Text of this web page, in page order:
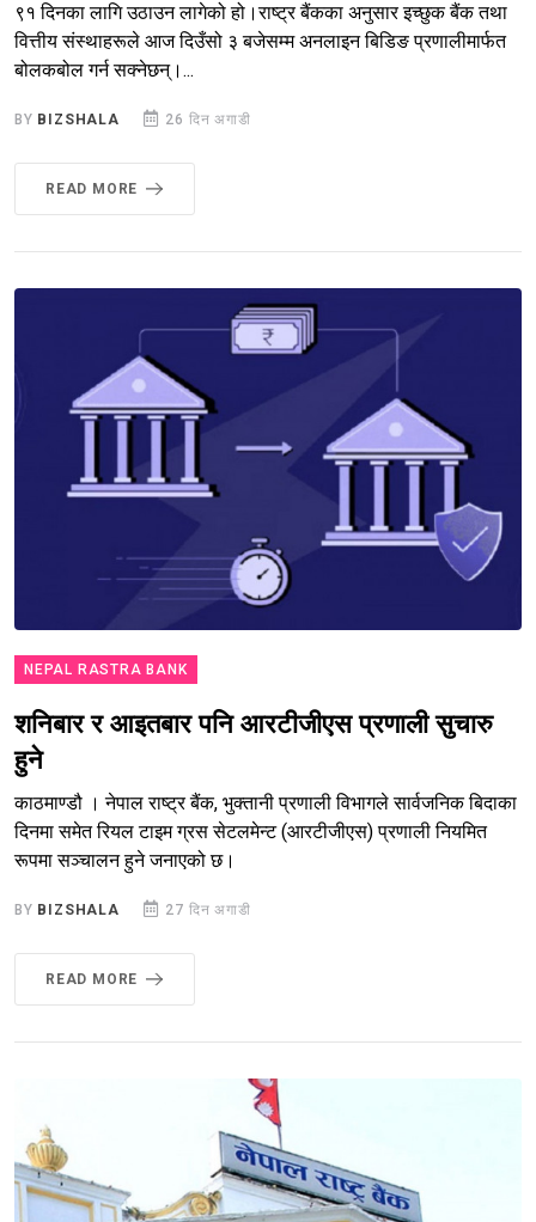
९१ दिनका लागि उठाउन लागेको हो।राष्ट्र बैंकका अनुसार इच्छुक बैंक तथा
वित्तीय संस्थाहरूले आज दिउँसो ३ बजेसम्म अनलाइन बिडिङ प्रणालीमार्फत
बोलकबोल गर्न सक्नेछन्।...
BY BIZSHALA 26 दिन अगाडी
READ MORE
NEPAL RASTRA BANK
शनिबार र आइतबार पनि आरटीजीएस प्रणाली सुचारु
हुने
काठमाण्डौ । नेपाल राष्ट्र बैंक, भुक्तानी प्रणाली विभागले सार्वजनिक बिदाका
दिनमा समेत रियल टाइम ग्रस सेटलमेन्ट (आरटीजीएस) प्रणाली नियमित
रूपमा सञ्चालन हुने जनाएको छ।
BY BIZSHALA 27 दिन अगाडी
READ MORE